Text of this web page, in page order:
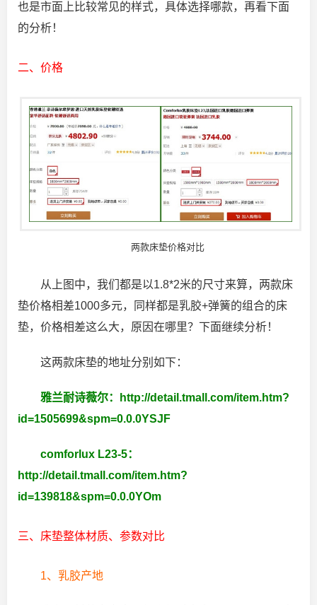
也是市面上比较常见的样式，具体选择哪款，再看下面
的分析！
二、价格
两款床垫价格对比
从上图中，我们都是以1.8*2米的尺寸来算，两款床
垫价格相差1000多元，同样都是乳胶+弹簧的组合的床
垫，价格相差这么大，原因在哪里？下面继续分析！
这两款床垫的地址分别如下：
雅兰耐诗薇尔：
http://detail.tmall.com/item.htm?
id=1505699&spm=0.0.0YSJF
comforlux L23-5：
http://detail.tmall.com/item.htm?
id=139818&spm=0.0.0YOm
三、床垫整体材质、参数对比
1、乳胶产地